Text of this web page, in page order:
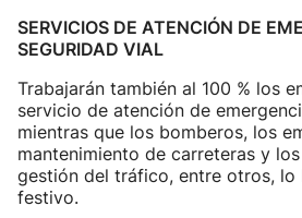
SERVICIOS DE ATENCIÓN DE
SEGURIDAD VIAL
Trabajarán también al 100 % los
servicio de atención de
mientras que los bomberos, los
mantenimiento de carreteras y
gestión del tráfico, entre otros, lo
festivo.